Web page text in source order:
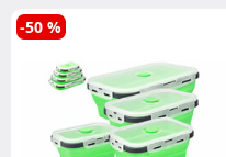
électrique
-50 %